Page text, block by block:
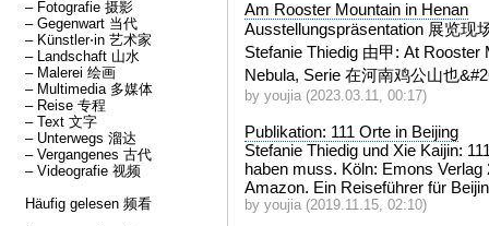
– Fotografie 摄影
– Gegenwart 当代
– Künstler⋅in 艺术家
– Landschaft 山水
– Malerei 绘画
– Multimedia 多媒体
– Reise 专程
– Text 文字
– Unterwegs 溜达
– Vergangenes 古代
– Videografie 视频
Häufig gelesen 频看
Am Rooster Mountain in Henan
Ausstellungspräsentation 展览现
Stefanie Thiedig 由甲: At Rooster
Nebula, Serie 在河南鸡公山也&
by youjia (2023.03.11, 00:17)
Publikation: 111 Orte in Beijing
Stefanie Thiedig und Xie Kaijin:
haben muss. Köln: Emons
Amazon. Ein Reiseführer für
by youjia (2019.11.15, 02:10)